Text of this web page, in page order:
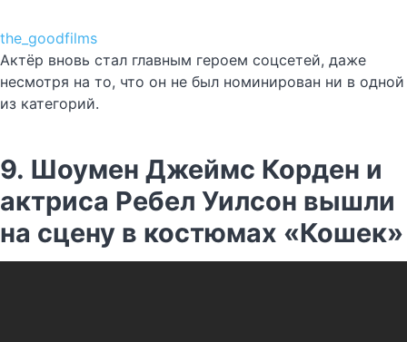
the_goodfilms
Актёр вновь стал главным героем соцсетей, даже
несмотря на то, что он не был номинирован ни в одной
из категорий.
9. Шоумен Джеймс Корден и
актриса Ребел Уилсон вышли
на сцену в костюмах «Кошек»